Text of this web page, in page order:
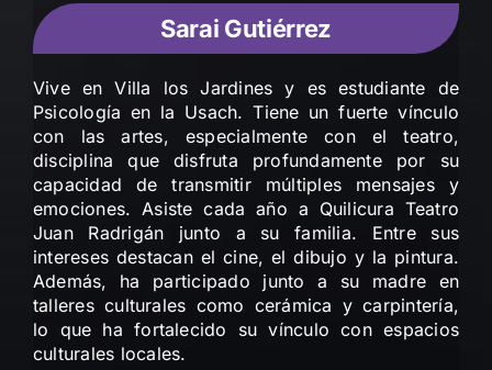
Sarai Gutiérrez
Vive en Villa los Jardines y es estudiante de
Psicología en la Usach. Tiene un fuerte vínculo
con las artes, especialmente con el teatro,
disciplina que disfruta profundamente por su
capacidad de transmitir múltiples mensajes y
emociones. Asiste cada año a Quilicura Teatro
Juan Radrigán junto a su familia. Entre sus
intereses destacan el cine, el dibujo y la pintura.
Además, ha participado junto a su madre en
talleres culturales como cerámica y carpintería,
lo que ha fortalecido su vínculo con espacios
culturales locales.